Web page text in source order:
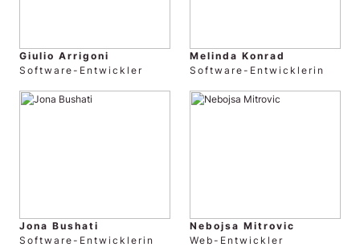
Giulio Arrigoni
Software-Entwickler
Melinda Konrad
Software-Entwicklerin
Jona Bushati
Software-Entwicklerin
Nebojsa Mitrovic
Web-Entwickler